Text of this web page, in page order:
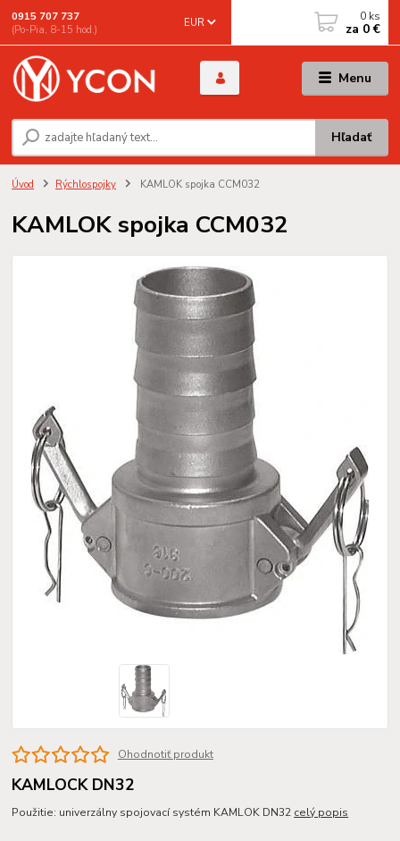
Menu
EUR
Hľadať
0915 707 737
(Po-Pia, 8-15 hod.)
0 ks
za 0 €
Úvod Rýchlospojky KAMLOK spojka CCM032
KAMLOK spojka CCM032
Ohodnotiť produkt
KAMLOCK DN32
Použitie: univerzálny spojovací systém KAMLOK DN32 celý popis